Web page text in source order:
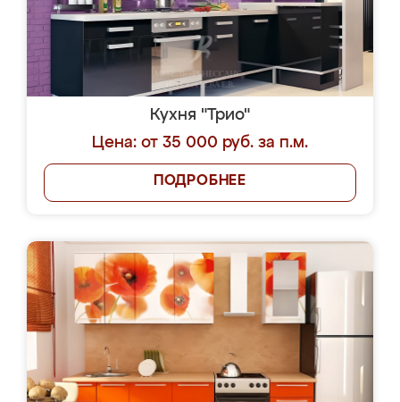
Кухня "Трио"
Цена: от 35 000 руб. за п.м.
ПОДРОБНЕЕ